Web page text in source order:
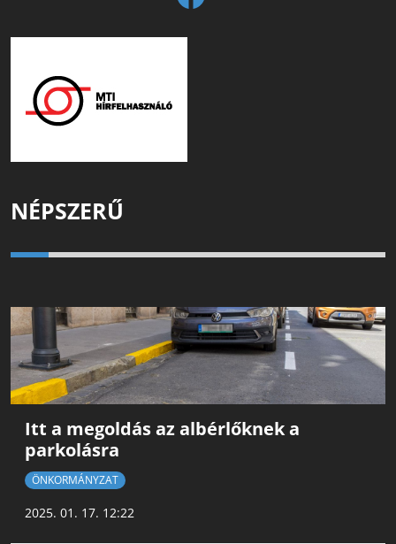
NÉPSZERŰ
Itt a megoldás az albérlőknek a
parkolásra
ÖNKORMÁNYZAT
2025. 01. 17. 12:22